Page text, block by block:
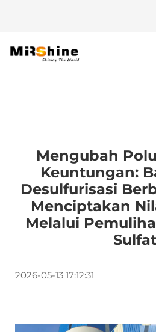
Mengubah
Keuntungan:
Desulfurisasi
Menciptakan
Melalui
Sulfat
2026-05-13 17:12:31